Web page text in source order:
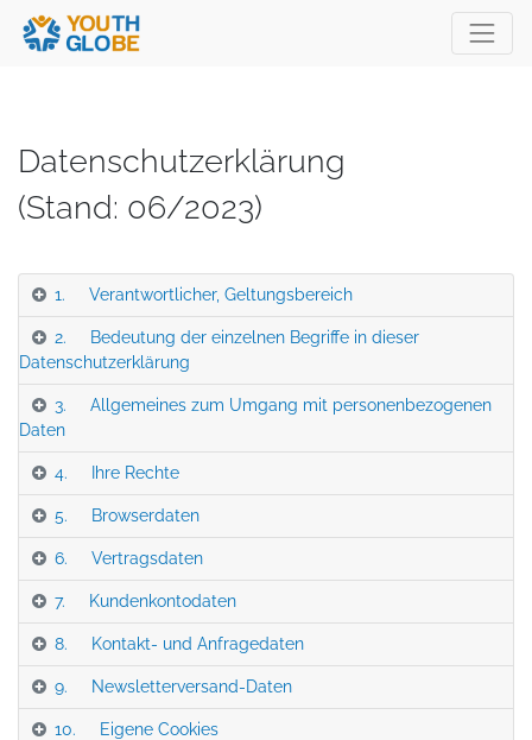
Datenschutzerklärung
(Stand: 06/2023)
1. Verantwortlicher, Geltungsbereich
2. Bedeutung der einzelnen Begriffe in dieser
Datenschutzerklärung
3. Allgemeines zum Umgang mit personenbezogenen
Daten
4. Ihre Rechte
5. Browserdaten
6. Vertragsdaten
7. Kundenkontodaten
8. Kontakt- und Anfragedaten
9. Newsletterversand-Daten
10. Eigene Cookies